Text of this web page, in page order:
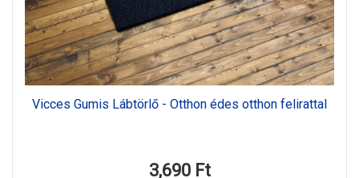
Vicces Gumis Lábtörlő - Otthon édes otthon felirattal
3,690 Ft